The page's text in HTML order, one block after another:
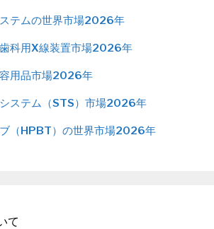
テムの世界市場2026年
科用X線装置市場2026年
用品市場2026年
ステム（STS）市場2026年
（HPBT）の世界市場2026年
て